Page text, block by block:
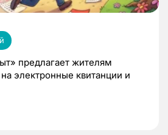
предлагает жителям
электронные квитанции и